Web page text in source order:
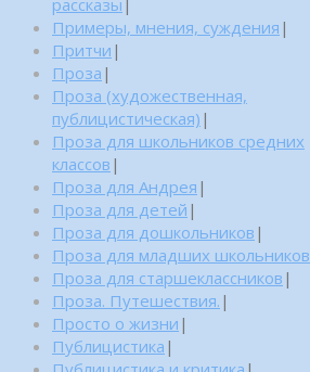
Примеры, мнения, суждения |
Притчи |
Проза |
Проза (художественная,
публицистическая) |
Проза для школьников средних
классов |
Проза для Андрея |
Проза для детей |
Проза для дошкольников |
Проза для младших школьников
Проза для старшеклассников |
Проза. Путешествия. |
Просто о жизни |
Публицистика |